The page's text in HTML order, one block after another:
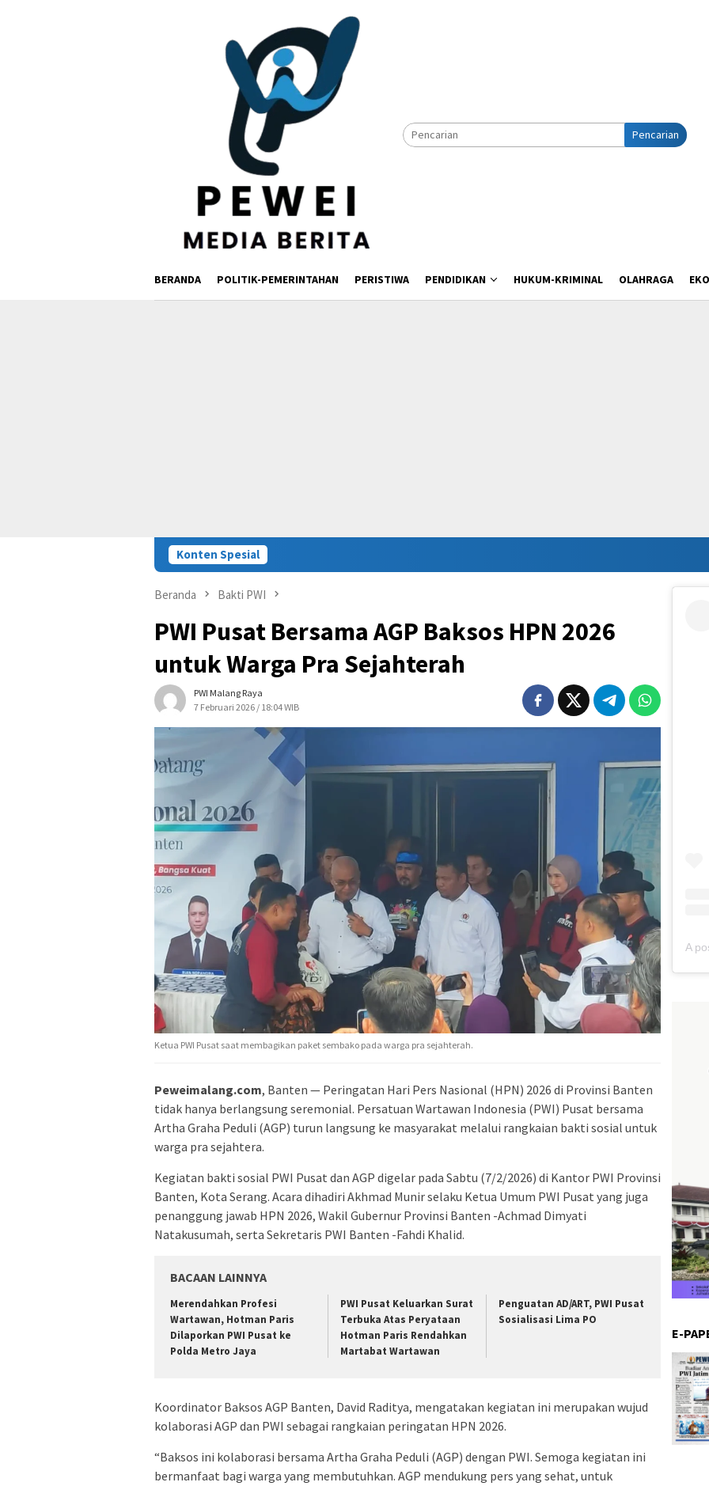
Pencarian
BERANDA POLITIK-PEMERINTAHAN PERISTIWA PENDIDIKAN HUKUM-KRIMINAL OLAHRAGA
Konten Spesial
Beranda Bakti PWI
PWI Pusat Bersama AGP Baksos HPN 2026
untuk Warga Pra Sejahterah
PWI Malang Raya
7 Februari 2026 / 18:04 WIB
Ketua PWI Pusat saat membagikan paket sembako pada warga pra sejahterah.
Peweimalang.com, Banten — Peringatan Hari Pers Nasional (HPN) 2026 di Provinsi Banten
tidak hanya berlangsung seremonial. Persatuan Wartawan Indonesia (PWI) Pusat bersama
Artha Graha Peduli (AGP) turun langsung ke masyarakat melalui rangkaian bakti sosial untuk
warga pra sejahtera.
Kegiatan bakti sosial PWI Pusat dan AGP digelar pada Sabtu (7/2/2026) di Kantor PWI Provinsi
Banten, Kota Serang. Acara dihadiri Akhmad Munir selaku Ketua Umum PWI Pusat yang juga
penanggung jawab HPN 2026, Wakil Gubernur Provinsi Banten -Achmad Dimyati
Natakusumah, serta Sekretaris PWI Banten -Fahdi Khalid.
BACAAN LAINNYA
Merendahkan Profesi
Wartawan, Hotman Paris
Dilaporkan PWI Pusat ke
Polda Metro Jaya
PWI Pusat Keluarkan Surat
Terbuka Atas Peryataan
Hotman Paris Rendahkan
Martabat Wartawan
Penguatan AD/ART, PWI Pusat
Sosialisasi Lima PO
Koordinator Baksos AGP Banten, David Raditya, mengatakan kegiatan ini merupakan wujud
kolaborasi AGP dan PWI sebagai rangkaian peringatan HPN 2026.
“Baksos ini kolaborasi bersama Artha Graha Peduli (AGP) dengan PWI. Semoga kegiatan ini
bermanfaat bagi warga yang membutuhkan. AGP mendukung pers yang sehat, untuk
E-